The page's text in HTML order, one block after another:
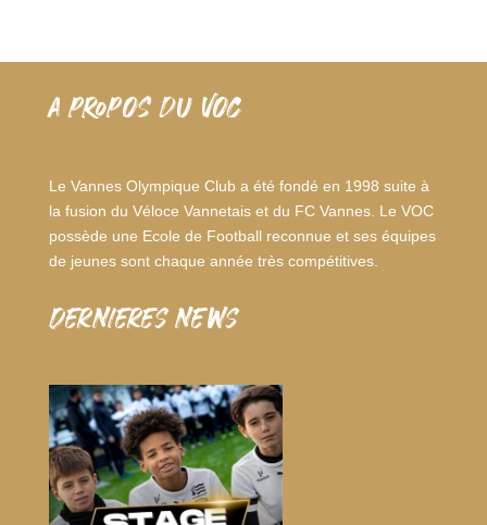
A PROPOS DU VOC
Le Vannes Olympique Club a été fondé en 1998 suite à
la fusion du Véloce Vannetais et du FC Vannes. Le VOC
possède une Ecole de Football reconnue et ses équipes
de jeunes sont chaque année très compétitives.
dernieres news